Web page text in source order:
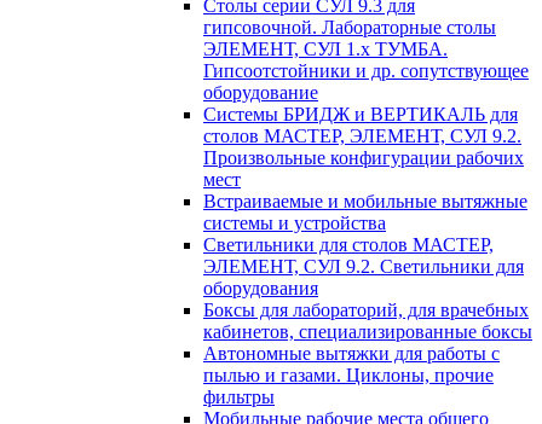
Столы серии СУЛ 9.3 для
гипсовочной. Лабораторные столы
ЭЛЕМЕНТ, СУЛ 1.х ТУМБА.
Гипсоотстойники и др. сопутствующее
оборудование
Системы БРИДЖ и ВЕРТИКАЛЬ для
столов МАСТЕР, ЭЛЕМЕНТ, СУЛ 9.2.
Произвольные конфигурации рабочих
мест
Встраиваемые и мобильные вытяжные
системы и устройства
Светильники для столов МАСТЕР,
ЭЛЕМЕНТ, СУЛ 9.2. Светильники для
оборудования
Боксы для лабораторий, для врачебных
кабинетов, специализированные боксы
Автономные вытяжки для работы с
пылью и газами. Циклоны, прочие
фильтры
Мобильные рабочие места общего